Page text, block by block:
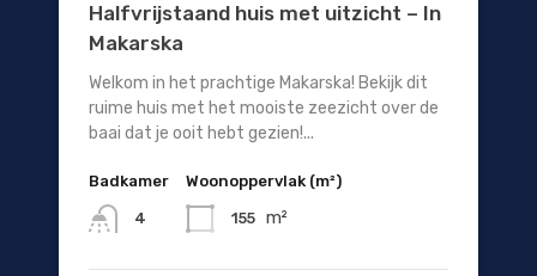
Halfvrijstaand huis met uitzicht – In
Makarska
Welkom in het prachtige Makarska! Bekijk dit
ruime huis met het mooiste zeezicht over de
baai dat je ooit hebt gezien!...
Badkamer
4
Woonoppervlak (m²)
155 m²